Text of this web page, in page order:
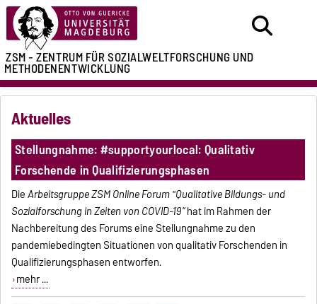
ZSM - ZENTRUM FÜRSOZIALWELTFORSCHUNG UND
METHODENENTWICKLUNG
Aktuelles
Stellungnahme: #supportyourlocal: Qualitativ
Forschende in Qualifizierungsphasen
DieArbeitsgruppe ZSM Online Forum "Qualitative Bildungs- und
Sozialforschung in Zeiten von COVID-19“hat im Rahmen der
Nachbereitung des Forums eine Stellungnahme zu den
pandemiebedingten Situationen von qualitativ Forschenden in
Qualifizierungsphasen entworfen.
mehr ...